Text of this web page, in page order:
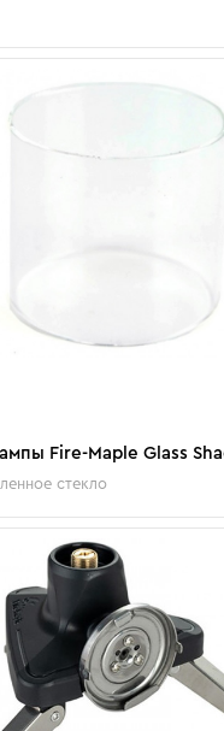
Fire-Maple Glass
стекло